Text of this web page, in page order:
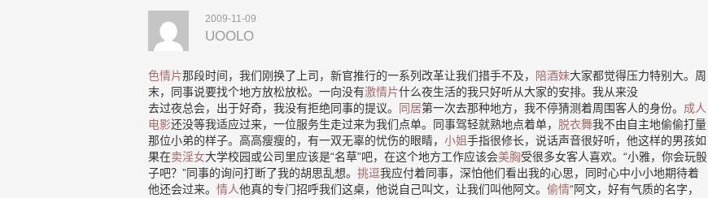
2009-11-09
UOOLO
色情片那段时间，我们刚换了上司，新官推行的一系列改革让我们措手不及， 陪酒妹大家都觉得压力特别大。周
末，同事说要找个地方放松放松。一向没有激情片什么夜生活的我只好听从大家的安排。我从来没
去过夜总会，出于好奇，我没有拒绝同事的提议。
同居第一次去那种地方，我不停猜测着周围客人的身份。 成人
电影还没等我适应过来，一位服务生走过来为我们点单。同事驾轻就熟地点着单， 脱衣舞我不由自主地偷偷打量
那位小弟的样子。高高瘦瘦的，有一双无辜的忧伤的眼睛， 小姐手指很修长，说话声音很好听，他这样的男孩如
果在卖淫女大学校园或公司里应该是“名草”吧，在这个地方工作应该会美胸受很多女客人喜欢。“小雅，你会玩骰
子吧？”同事的询问打断了我的胡思乱想。 挑逗我应付着同事，深怕他们看出我的心思，同时心中小小地期待着
他还会过来。 情人他真的专门招呼我们这桌，他说自己叫文，让我们叫他阿文。 偷情“阿文，好有气质的名字，